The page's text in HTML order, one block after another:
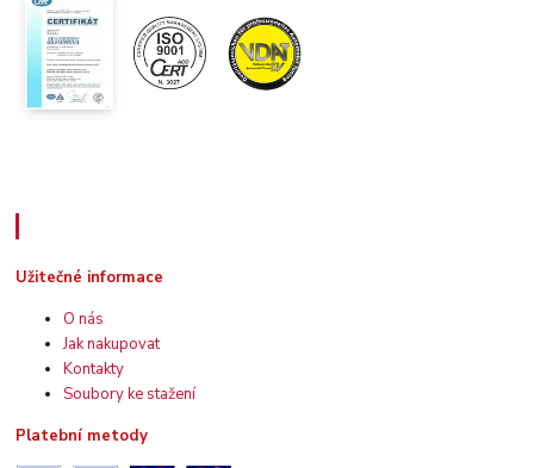
Užitečné informace
O nás
Jak nakupovat
Kontakty
Soubory ke stažení
Platební metody